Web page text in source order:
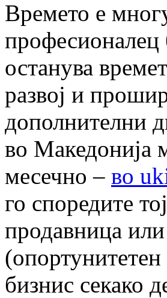
Времето е
професионалец
останува
развој и
дополнителни
во Македонија
месечно – во
го споредите
продавница
бизнис секако